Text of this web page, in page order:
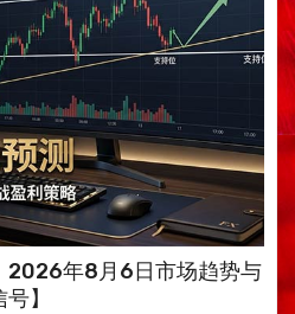
2026年8月6日市场趋势与
】